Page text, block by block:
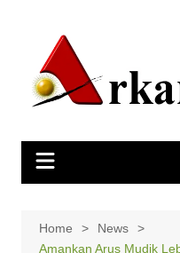
Home
News
Amankan Arus Mudik